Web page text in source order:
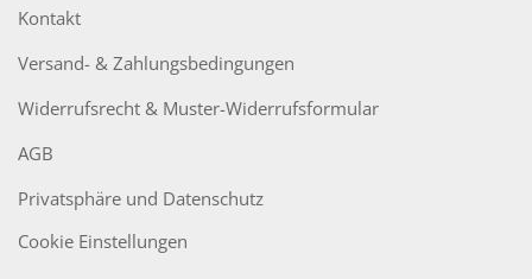
Kontakt
Versand- & Zahlungsbedingungen
Widerrufsrecht & Muster-Widerrufsformular
AGB
Privatsphäre und Datenschutz
Cookie Einstellungen